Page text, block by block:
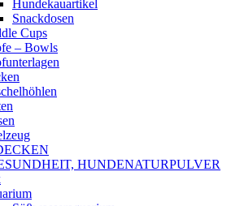
Hundekauartikel
Snackdosen
Cups
– Bowls
HUNDENATURPULVER